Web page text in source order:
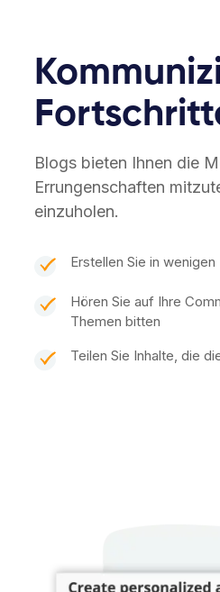
Blogs bieten Ihnen die
Errungenschaften
einzuholen.
Erstellen Sie in
Hören Sie auf Ihre
Themen bitten
Teilen Sie Inhalte, die